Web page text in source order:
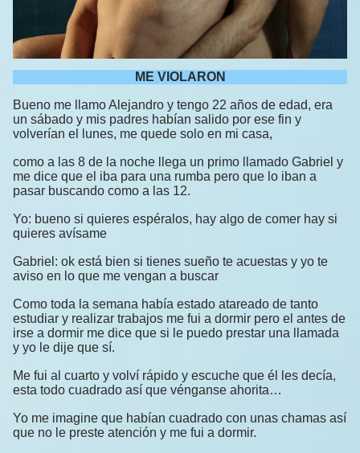
ME VIOLARON
Bueno me llamo Alejandro y tengo 22 años de edad, era
un sábado y mis padres habían salido por ese fin y
volverían el lunes, me quede solo en mi casa,
como a las 8 de la noche llega un primo llamado Gabriel y
me dice que el iba para una rumba pero que lo iban a
pasar buscando como a las 12.
Yo: bueno si quieres espéralos, hay algo de comer hay si
quieres avísame
Gabriel: ok está bien si tienes sueño te acuestas y yo te
aviso en lo que me vengan a buscar
Como toda la semana había estado atareado de tanto
estudiar y realizar trabajos me fui a dormir pero el antes de
irse a dormir me dice que si le puedo prestar una llamada
y yo le dije que sí.
Me fui al cuarto y volví rápido y escuche que él les decía,
esta todo cuadrado así que vénganse ahorita…
Yo me imagine que habían cuadrado con unas chamas así
que no le preste atención y me fui a dormir.